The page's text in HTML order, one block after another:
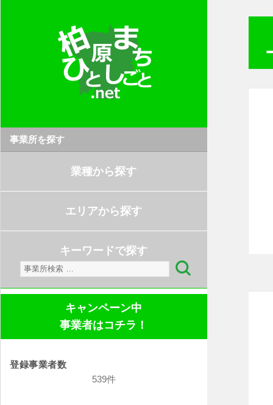
事業所を探す
業種から探す
エリアから探す
キーワードで探す
検
索:
キャンペーン中
事業者はコチラ！
登録事業者数
539件